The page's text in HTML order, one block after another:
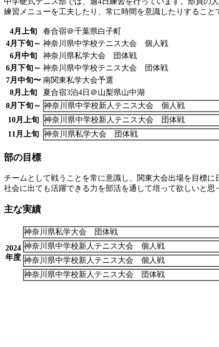
練習メニューを工夫したり、常に時間を意識したりするこ
4月上旬
春合宿＠千葉県白子町
4月下旬～ 神奈川県中学校テニス大会 個人戦
6月中旬
神奈川県私学大会 団体戦
6月下旬～ 神奈川県中学校テニス大会 団体戦
7月中旬〜 南関東私学大会予選
8月上旬
夏合宿3泊4日＠山梨県山中湖
8月下旬～ 神奈川県中学校新人テニス大会 個人戦
10月上旬
神奈川県中学校新人テニス大会 団体戦
11月上旬
神奈川県私学大会 団体戦
部の目標
チームとして戦うことを常に意識し、関東大会出場を目標
社会に出ても活躍できる力を部活を通して培って欲しいと思
主な実績
2024
年度
神奈川県私学大会 団体戦
神奈川県中学校新人テニス大会 個人戦
神奈川県中学校新人テニス大会 個人戦
神奈川県中学校新人テニス大会 団体戦